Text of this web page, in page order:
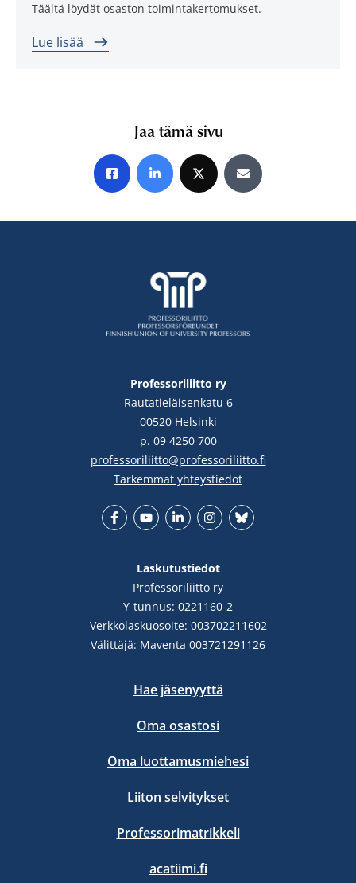
Täältä löydät osaston toimintakertomukset.
Lue lisää
Jaa tämä sivu
Jaa Facebookissa
Jaa LinkedInissä
Jaa X:ssäJaa sähköpostitse
Professoriliitto ry
Rautatieläisenkatu 6
00520 Helsinki
p. 09 4250 700
professoriliitto@professoriliitto.fi
Tarkemmat yhteystiedot
Laskutustiedot
Professoriliitto ry
Y-tunnus: 0221160-2
Verkkolaskuosoite: 003702211602
Välittäjä: Maventa 003721291126
Hae jäsenyyttä
Oma osastosi
Oma luottamusmiehesi
Liiton selvitykset
Professorimatrikkeli
acatiimi.fi